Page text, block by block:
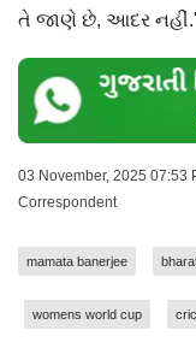
તે જાણે છે, આદર
03 November, 2025 07:53
Correspondent
mamata banerjee
womens world cup